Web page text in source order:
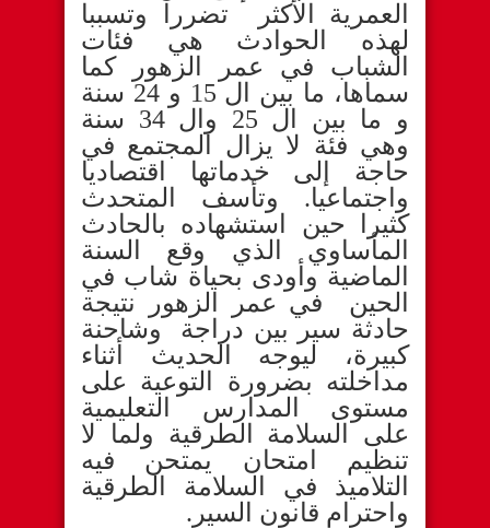
العمرية الأكثر تضررا وتسببا
لهذه الحوادث هي فئات
الشباب في عمر الزهور كما
سماها، ما بين ال 15 و 24 سنة
و ما بين ال 25 وال 34 سنة
وهي فئة لا يزال المجتمع في
حاجة إلى خدماتها اقتصاديا
واجتماعيا. وتأسف المتحدث
كثيرا حين استشهاده بالحادث
المأساوي الذي وقع السنة
الماضية وأودى بحياة شاب في
الحين في عمر الزهور نتيجة
حادثة سير بين دراجة وشاحنة
كبيرة، ليوجه الحديث أثناء
مداخلته بضرورة التوعية على
مستوى المدارس التعليمية
على السلامة الطرقية ولما لا
تنظيم امتحان يمتحن فيه
التلاميذ في السلامة الطرقية
واحترام قانون السير.